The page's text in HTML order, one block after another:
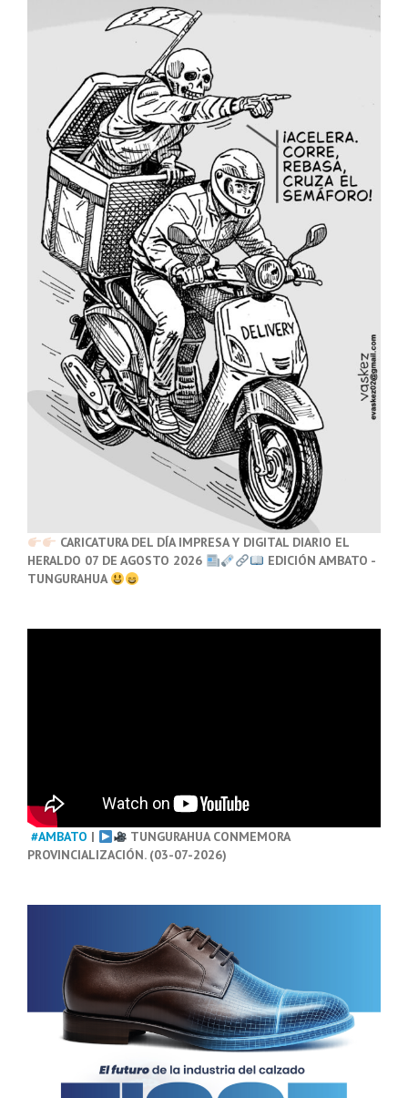
CARICATURA DEL DÍA IMPRESA Y DIGITAL DIARIO EL
HERALDO 07 DE AGOSTO 2026
EDICIÓN AMBATO -
TUNGURAHUA
#AMBATO |
TUNGURAHUA CONMEMORA
PROVINCIALIZACIÓN. (03-07-2026)